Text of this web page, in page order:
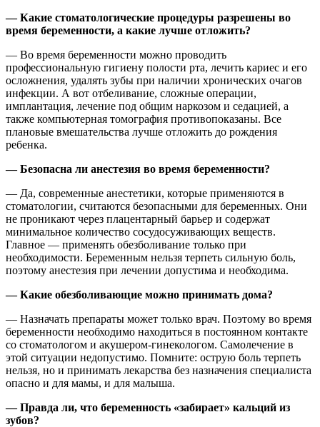
— Какие стоматологические процедуры разрешены во
время беременности, а какие лучше отложить?
— Во время беременности можно проводить
профессиональную гигиену полости рта, лечить кариес и его
осложнения, удалять зубы при наличии хронических очагов
инфекции. А вот отбеливание, сложные операции,
имплантация, лечение под общим наркозом и седацией, а
также компьютерная томография противопоказаны. Все
плановые вмешательства лучше отложить до рождения
ребенка.
— Безопасна ли анестезия во время беременности?
— Да, современные анестетики, которые применяются в
стоматологии, считаются безопасными для беременных. Они
не проникают через плацентарный барьер и содержат
минимальное количество сосудосуживающих веществ.
Главное — применять обезболивание только при
необходимости. Беременным нельзя терпеть сильную боль,
поэтому анестезия при лечении допустима и необходима.
— Какие обезболивающие можно принимать дома?
— Назначать препараты может только врач. Поэтому во время
беременности необходимо находиться в постоянном контакте
со стоматологом и акушером-гинекологом. Самолечение в
этой ситуации недопустимо. Помните: острую боль терпеть
нельзя, но и принимать лекарства без назначения специалиста
опасно и для мамы, и для малыша.
— Правда ли, что беременность «забирает» кальций из
зубов?